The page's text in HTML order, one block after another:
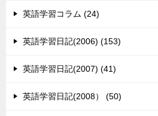
英語学習コラム (24)
英語学習日記(2006) (153)
英語学習日記(2007) (41)
英語学習日記(2008） (50)